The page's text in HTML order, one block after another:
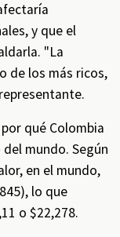
y que el
"La
de los más ricos,
qué Colombia
mundo. Según
en el mundo,
lo que
o $22,278.